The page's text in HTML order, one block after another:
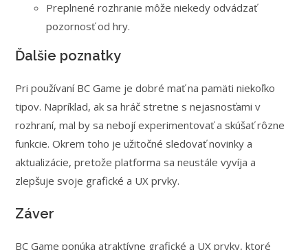
Preplnené rozhranie môže niekedy odvádzať
pozornosť od hry.
Ďalšie poznatky
Pri používaní BC Game je dobré mať na pamäti niekoľko
tipov. Napríklad, ak sa hráč stretne s nejasnosťami v
rozhraní, mal by sa nebojí experimentovať a skúšať rôzne
funkcie. Okrem toho je užitočné sledovať novinky a
aktualizácie, pretože platforma sa neustále vyvíja a
zlepšuje svoje grafické a UX prvky.
Záver
BC Game ponúka atraktívne grafické a UX prvky, ktoré